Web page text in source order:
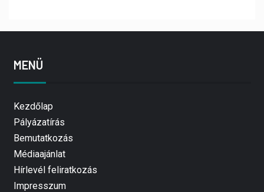
MENÜ
Kezdőlap
Pályázatírás
Bemutatkozás
Médiaajánlat
Hírlevél feliratkozás
Impresszum